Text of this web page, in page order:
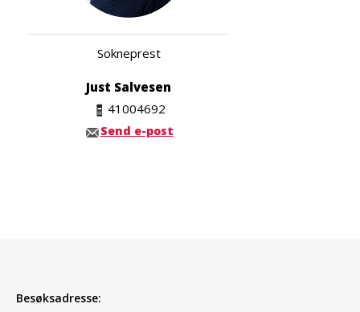
Sokneprest
Just Salvesen
41004692
Send e-post
Besøksadresse: